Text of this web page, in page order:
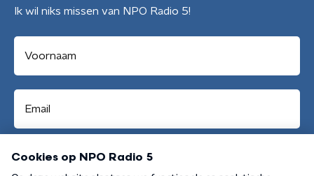
Ik wil niks missen van NPO Radio 5!
Aanmelden